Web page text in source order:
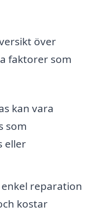
över
faktorer som
kan vara
som
eller
reparation
kostar